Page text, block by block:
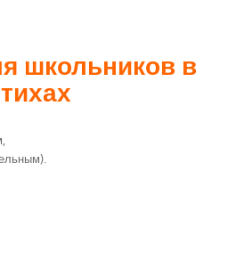
школьников в